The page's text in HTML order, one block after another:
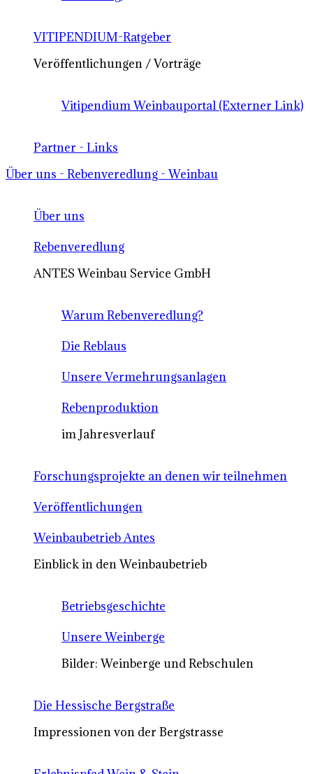
VITIPENDIUM-Ratgeber
Veröffentlichungen / Vorträge
Vitipendium Weinbauportal (Externer Link)
Partner - Links
Über uns - Rebenveredlung - Weinbau
Über uns
Rebenveredlung
ANTES Weinbau Service GmbH
Warum Rebenveredlung?
Die Reblaus
Unsere Vermehrungsanlagen
Rebenproduktion
im Jahresverlauf
Forschungsprojekte an denen wir teilnehmen
Veröffentlichungen
Weinbaubetrieb Antes
Einblick in den Weinbaubetrieb
Betriebsgeschichte
Unsere Weinberge
Bilder: Weinberge und Rebschulen
Die Hessische Bergstraße
Impressionen von der Bergstrasse